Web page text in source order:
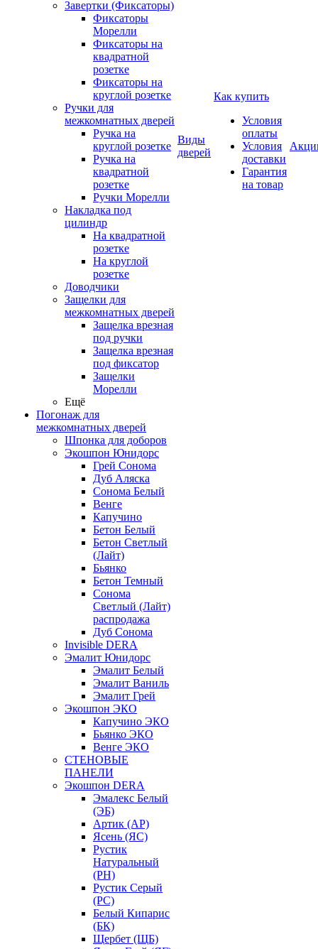
Завертки (Фиксаторы)
Фиксаторы
Морелли
Фиксаторы на
квадратной
розетке
Фиксаторы на
круглой розетке
Ручки для
межкомнатных дверей
Ручка на
круглой розетке
Ручка на
квадратной
розетке
Ручки Морелли
Накладка под
цилиндр
На квадратной
розетке
На круглой
розетке
Доводчики
Защелки для
межкомнатных дверей
Защелка врезная
под ручки
Защелка врезная
под фиксатор
Защелки
Морелли
Ещё
Погонаж для
межкомнатных дверей
Шпонка для доборов
Экошпон Юнидорс
Грей Сонома
Дуб Аляска
Сонома Белый
Венге
Капучино
Бетон Белый
Бетон Светлый
(Лайт)
Бьянко
Бетон Темный
Сонома
Светлый (Лайт)
распродажа
Дуб Сонома
Invisible DERA
Эмалит Юнидорс
Эмалит Белый
Эмалит Ваниль
Эмалит Грей
Экошпон ЭКО
Капучино ЭКО
Бьянко ЭКО
Венге ЭКО
СТЕНОВЫЕ
ПАНЕЛИ
Экошпон DERA
Эмалекс Белый
(ЭБ)
Артик (АР)
Ясень (ЯС)
Рустик
Натуральный
(РН)
Рустик Серый
(РС)
Белый Кипарис
(БК)
Щербет (ЩБ)
Виды
дверей
Как купить
Условия
оплаты
Условия
доставки
Гарантия
на товар